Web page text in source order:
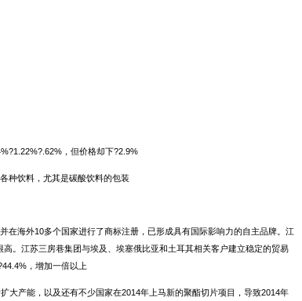
，但价格却下?2.9%
种饮料，尤其是碳酸饮料的包装
在海外10多个国家进行了商标注册，已形成具有国际影响力的自主品牌。江
。江苏三房巷集团与埃及、埃塞俄比亚和土耳其相关客户建立稳定的贸易
，增加一倍以上
大产能，以及还有不少国家在2014年上马新的聚酯切片项目，导致2014年